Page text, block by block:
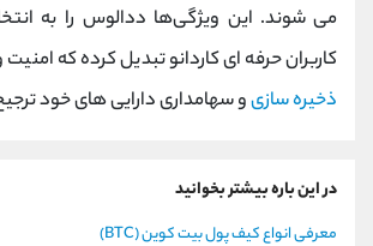
می‌ شوند. این ویژگی‌ها ددالوس را به
کاربران حرفه‌ ای کاردانو تبدیل کرده که امنیت
ذخیره‌ سازیو سهامداری دارایی‌ های خود
در این باره بیشتر بخوانید
معرفی انواع کیف پول بیت کوین (BTC)